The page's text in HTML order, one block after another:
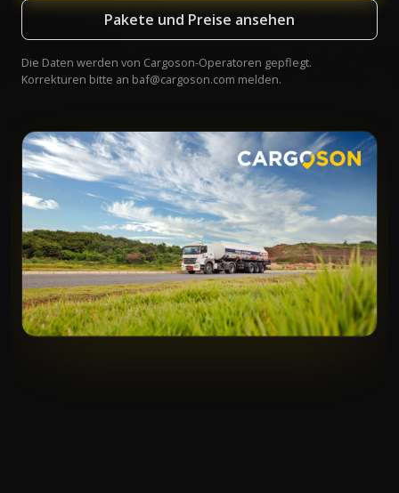
Pakete und Preise ansehen
Die Daten werden von Cargoson-Operatoren gepflegt.
Korrekturen bitte an baf@cargoson.com melden.